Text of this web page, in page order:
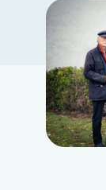
Login